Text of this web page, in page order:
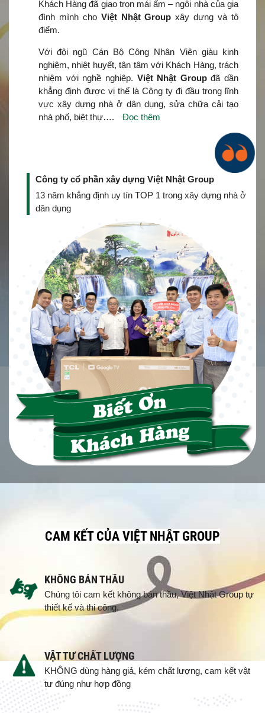
Khách Hàng đã giao trọn mái ấm – ngôi nhà của gia
đình mình cho Việt Nhật Group xây dựng và tô
điểm.
Với đội ngũ Cán Bộ Công Nhân Viên giàu kinh
nghiệm, nhiệt huyết, tận tâm với Khách Hàng, trách
nhiệm với nghề nghiệp. Việt Nhật Groupđã dần
khẳng định được vị thế là Công ty đi đầu trong lĩnh
vực xây dựng nhà ở dân dụng, sửa chữa cải tạo
nhà phố, biệt thự….
Đọc thêm
Công ty cổ phần xây dựng Việt Nhật Group
13 năm khẳng định uy tín TOP 1 trong xây dựng nhà ở
dân dụng
CAM KẾT CỦA VIỆT NHẬT GROUP
KHÔNG BÁN THẦU
Chúng tôi cam kết không bán thầu, Việt Nhật Group tự
thiết kế và thi công.
VẬT TƯ CHẤT LƯỢNG
KHÔNG dùng hàng giả, kém chất lượng, cam kết vật
tư đúng như hợp đồng